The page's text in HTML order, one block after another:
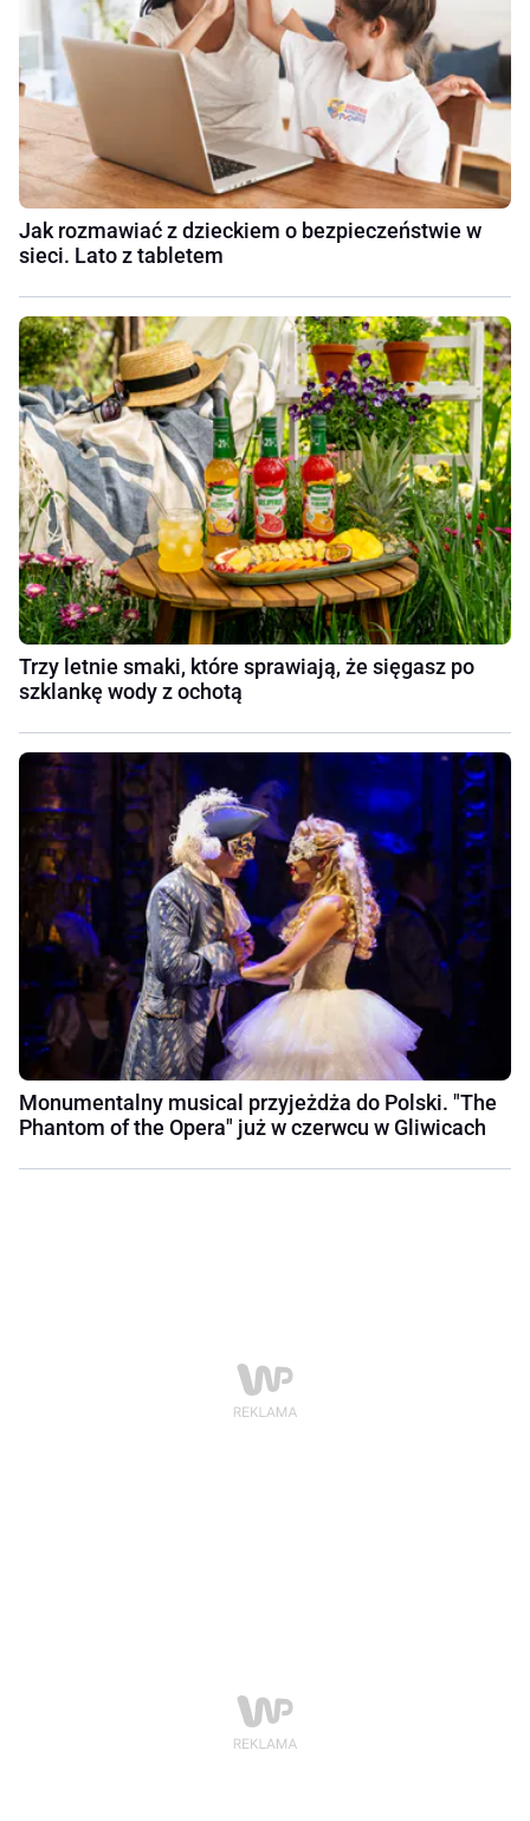
Jak rozmawiać z dzieckiem o bezpieczeństwie w
sieci. Lato z tabletem
Trzy letnie smaki, które sprawiają, że sięgasz po
szklankę wody z ochotą
Monumentalny musical przyjeżdża do Polski. "The
Phantom of the Opera" już w czerwcu w Gliwicach